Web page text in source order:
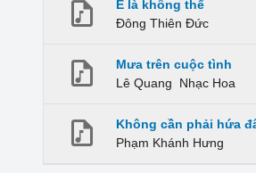
E là không thể
Đông Thiên Đức
Mưa trên cuộc tình
Lê Quang
Nhạc Hoa
Không cần phải hứa
Phạm Khánh Hưng